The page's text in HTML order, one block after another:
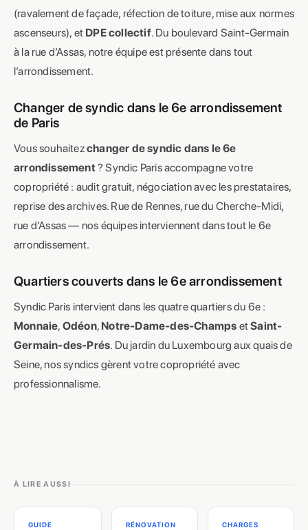
(ravalement de façade, réfection de toiture, mise aux normes
ascenseurs), et DPE collectif. Du boulevard Saint-Germain
à la rue d’Assas, notre équipe est présente dans tout
l’arrondissement.
Changer de syndic dans le 6e arrondissement
de Paris
Vous souhaitezchanger de syndic dans le 6e
arrondissement? Syndic Paris accompagne votre
copropriété : audit gratuit, négociation avec les prestataires,
reprise des archives. Rue de Rennes, rue du Cherche-Midi,
rue d’Assas — nos équipes interviennent dans tout le 6e
arrondissement.
Quartiers couverts dans le 6e arrondissement
Syndic Paris intervient dans les quatre quartiers du 6e :
Monnaie, Odéon, Notre-Dame-des-Champs etSaint-
Germain-des-Prés. Du jardin du Luxembourg aux quais de
Seine, nos syndics gèrent votre copropriété avec
professionnalisme.
À LIRE AUSSI
GUIDE RÉNOVATION CHARGES